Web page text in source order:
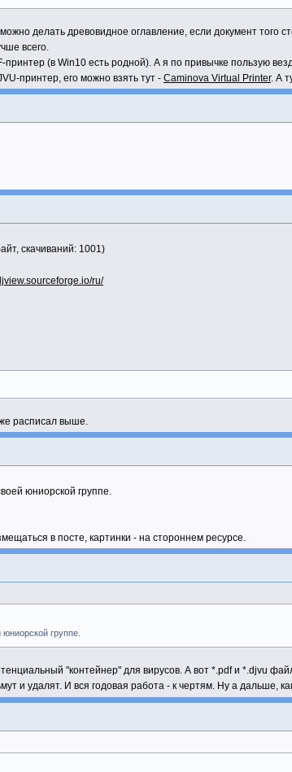
делать древовидное оглавление, если документ того
всего.
(в Win10 есть родной). А я по привычке пользую
принтер, его можно взять тут - Caminova Virtual Printer. А
скачиваний: 1001)
ru/
расписал выше.
юниорской группе.
в посте, картинки - на стороннем ресурсе.
группе.
"контейнер" для вирусов. А вот *.pdf и *.djvu
и удалят. И вся годовая работа - к чертям. Ну а дальше,